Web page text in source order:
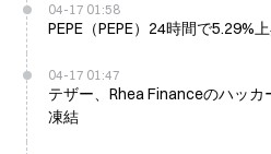
04-17 01:58
PEPE（PEPE）24時間で5.29%
04-17 01:47
テザー、Rhea Financeのハッ
凍結